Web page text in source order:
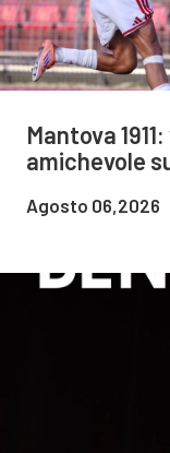
Mantova
amichevole
Agosto 06,2026